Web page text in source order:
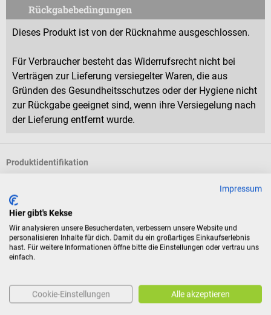
Rückgabebedingungen
Dieses Produkt ist von der Rücknahme ausgeschlossen.
Für Verbraucher besteht das Widerrufsrecht nicht bei
Verträgen zur Lieferung versiegelter Waren, die aus
Gründen des Gesundheitsschutzes oder der Hygiene nicht
zur Rückgabe geeignet sind, wenn ihre Versiegelung nach
der Lieferung entfernt wurde.
Produktidentifikation
Dokumente
Bewertungen
Zubehör
Impressum
Hier gibt's Kekse
Wir analysieren unsere Besucherdaten, verbessern unsere Website und
personalisieren Inhalte für dich. Damit du ein großartiges Einkaufserlebnis
hast. Für weitere Informationen öffne bitte die Einstellungen oder vertrau uns
einfach.
Cookie-Einstellungen Alle akzeptieren